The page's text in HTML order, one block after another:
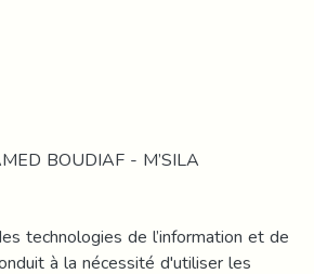
BOUDIAF - M’SILA
technologies de l’information et de
à la nécessité d'utiliser les